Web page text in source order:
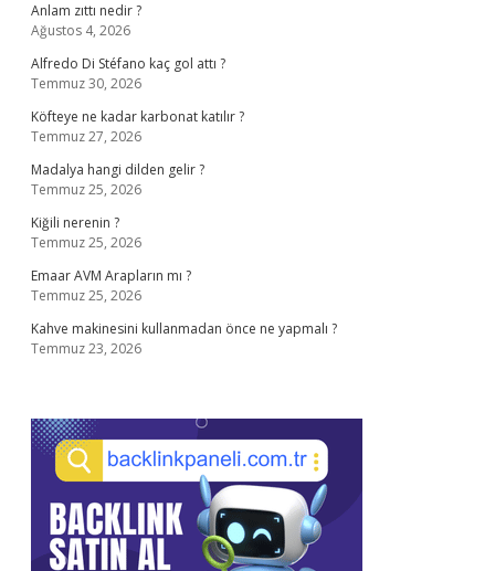
Anlam zıttı nedir ?
Ağustos 4, 2026
Alfredo Di Stéfano kaç gol attı ?
Temmuz 30, 2026
Köfteye ne kadar karbonat katılır ?
Temmuz 27, 2026
Madalya hangi dilden gelir ?
Temmuz 25, 2026
Kiğili nerenin ?
Temmuz 25, 2026
Emaar AVM Arapların mı ?
Temmuz 25, 2026
Kahve makinesini kullanmadan önce ne yapmalı ?
Temmuz 23, 2026